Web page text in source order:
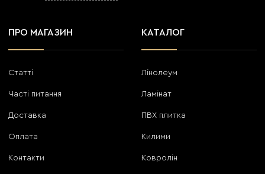
ПРО МАГАЗИН
Статті
Часті питання
Доставка
Оплата
Контакти
КАТАЛОГ
Лінолеум
Ламінат
ПВХ плитка
Килими
Ковролін